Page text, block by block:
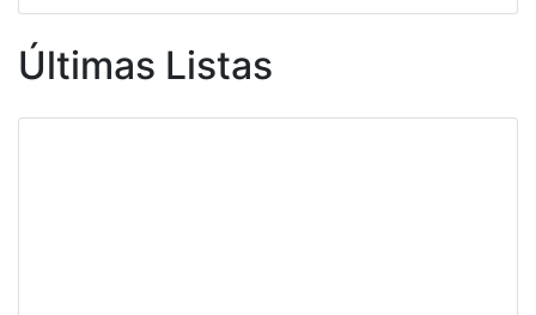
Últimas Listas